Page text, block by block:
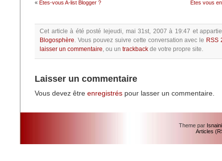
« Etes-vous A-list Blogger ? Etes vous
Cet article à été posté lejeudi, mai 31st, 2007 à 19:47 et
Blogosphère. Vous pouvez suivre cette conversation avec le RSS
laisser un commentaire, ou un trackback de votre propre site.
Laisser un commentaire
Vous devez être enregistrés pour lasser un commentaire.
Theme par
Articles